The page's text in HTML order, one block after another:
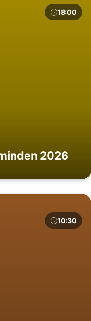
18:00
2026
10:30